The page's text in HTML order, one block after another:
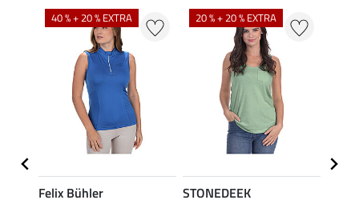
40 % + 20 % EXTRA
Felix Bühler
20 % + 20 % EXTRA
STONEDEEK